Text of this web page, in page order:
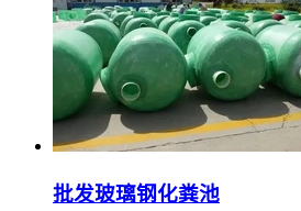
批发玻璃钢化粪池